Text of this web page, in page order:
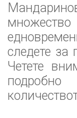
следете за
Четете